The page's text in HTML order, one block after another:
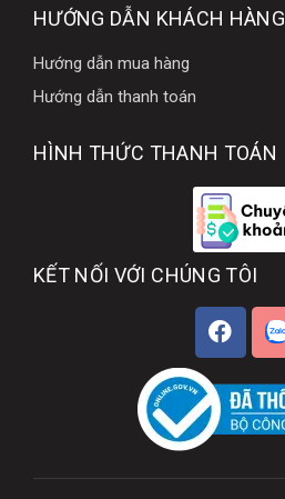
HƯỚNG DẪN KHÁCH HÀNG
Hướng dẫn mua hàng
Hướng dẫn thanh toán
HÌNH THỨC THANH TOÁN
KẾT NỐI VỚI CHÚNG TÔI